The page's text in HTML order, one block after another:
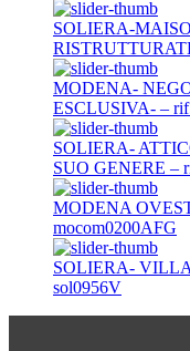
SOLIERA-
MODENA-
ESCLUSIVA- –
SOLIERA-
SUO GENERE –
MODENA
mocom0200AFG
SOLIERA-
sol0956V